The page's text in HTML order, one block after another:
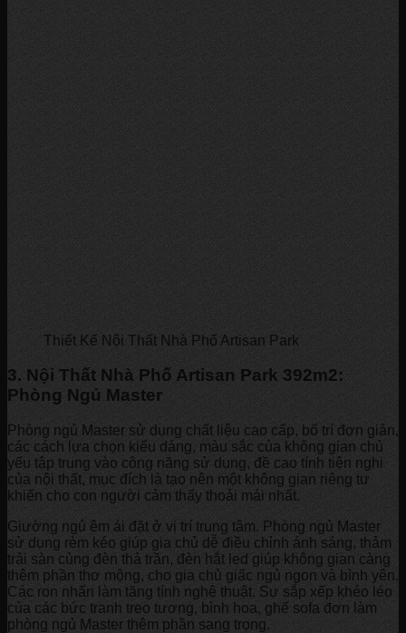
Thiết Kế Nội Thất Nhà Phố Artisan Park
3. Nội Thất Nhà Phố Artisan Park 392m2:
Phòng Ngủ Master
Phòng ngủ Master sử dụng chất liệu cao cấp, bố trí đơn giản,
các cách lựa chọn kiểu dáng, màu sắc của không gian chủ
yếu tập trung vào công năng sử dụng, đề cao tính tiện nghi
của nội thất, mục đích là tạo nên một không gian riêng tư
khiến cho con người cảm thấy thoải mái nhất.
Giường ngủ êm ái đặt ở vị trí trung tâm. Phòng ngủ Master
sử dụng rèm kéo giúp gia chủ dễ điều chỉnh ánh sáng, thảm
trải sàn cùng đèn thả trần, đèn hắt led giúp không gian càng
thêm phần thơ mộng, cho gia chủ giấc ngủ ngon và bình yên.
Các ron nhấn làm tăng tính nghệ thuật. Sự sắp xếp khéo léo
của các bức tranh treo tương, bình hoa, ghế sofa đơn làm
phòng ngủ Master thêm phần sang trọng.